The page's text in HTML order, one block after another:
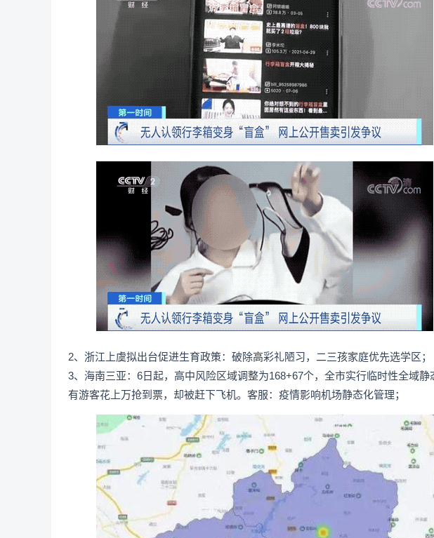
2、浙江上虞拟出台促进生育政策：破除高彩礼陋习，二三孩家庭优先选学区；
3、海南三亚：6日起，高中风险区域调整为168+67个，全市实行临时性全域
有游客花上万抢到票，却被赶下飞机。客服：疫情影响机场静态化管理；